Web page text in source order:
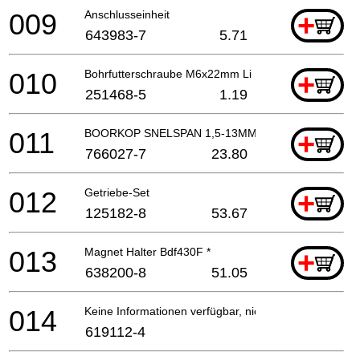
Anschlusseinheit +
009 643983-7 5.71
Bohrfutterschraube M6x22mm Li +
010 251468-5 1.19
BOORKOP SNELSPAN 1,5-13MM +
011 766027-7 23.80
Getriebe-Set +
012 125182-8 53.67
Magnet Halter Bdf430F * +
013 638200-8 51.05
Keine Informationen verfügbar, nicht bestellbar
014 619112-4